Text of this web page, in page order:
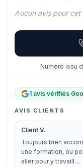
Aucun avis pour cet
Numéro issu
1 avis vérifiés
AVIS CLIENTS
Client V.
Toujours bien
une formation, ou
aller pour y travaill…